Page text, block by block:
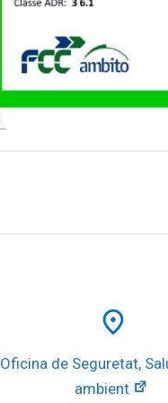
place
Oficina de Seguretat,
ambient